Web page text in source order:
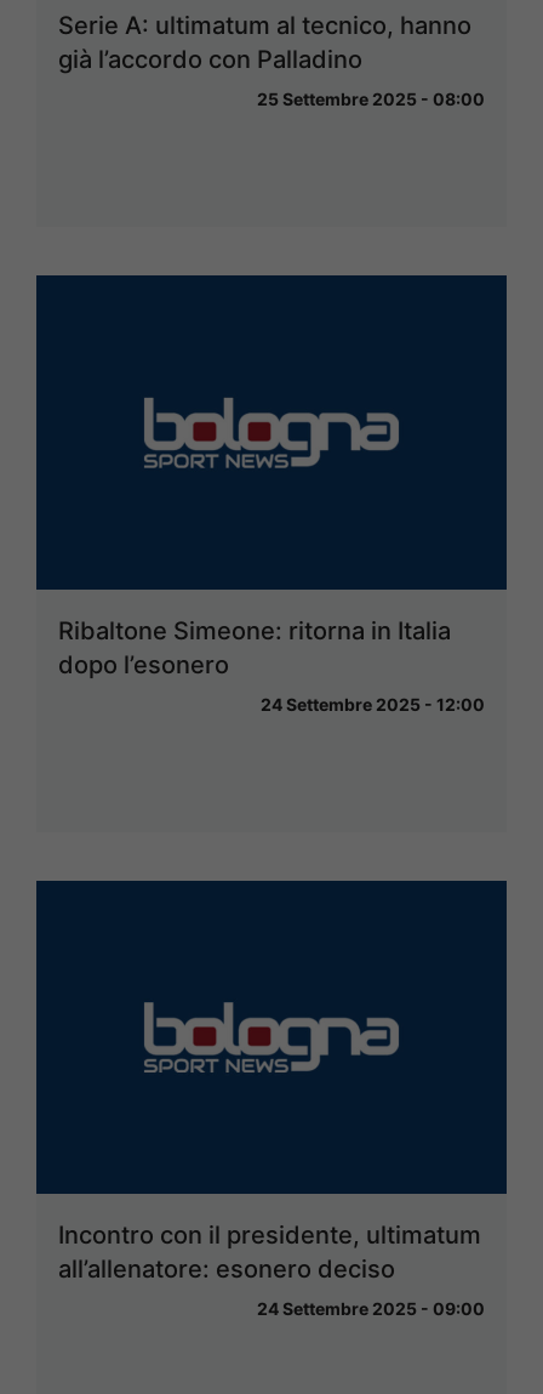
Serie A: ultimatum al tecnico, hanno
già l’accordo con Palladino
25 Settembre 2025 - 08:00
Ribaltone Simeone: ritorna in Italia
dopo l’esonero
24 Settembre 2025 - 12:00
Incontro con il presidente, ultimatum
all’allenatore: esonero deciso
24 Settembre 2025 - 09:00